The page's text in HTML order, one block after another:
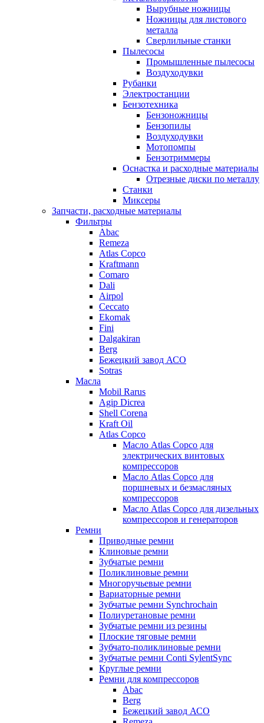
Вырубные ножницы
Ножницы для листового
металла
Сверлильные станки
Пылесосы
Промышленные пылесосы
Воздуходувки
Рубанки
Электростанции
Бензотехника
Бензоножницы
Бензопилы
Воздуходувки
Мотопомпы
Бензотриммеры
Оснастка и расходные материалы
Отрезные диски по металлу
Станки
Миксеры
Запчасти, расходные материалы
Фильтры
Abac
Remeza
Atlas Copco
Kraftmann
Comaro
Dali
Airpol
Ceccato
Ekomak
Fini
Dalgakiran
Berg
Бежецкий завод АСО
Sotras
Масла
Mobil Rarus
Agip Dicrea
Shell Corena
Kraft Oil
Atlas Copco
Масло Atlas Copco для
электрических винтовых
компрессоров
Масло Atlas Copco для
поршневых и безмасляных
компрессоров
Масло Atlas Copco для дизельных
компрессоров и генераторов
Ремни
Приводные ремни
Клиновые ремни
Зубчатые ремни
Поликлиновые ремни
Многоручьевые ремни
Вариаторные ремни
Зубчатые ремни Synchrochain
Полиуретановые ремни
Зубчатые ремни из резины
Плоские тяговые ремни
Зубчато-поликлиновые ремни
Зубчатые ремни Conti SylentSync
Круглые ремни
Ремни для компрессоров
Abac
Berg
Бежецкий завод АСО